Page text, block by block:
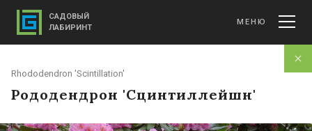
Rhododendron 'Scintillation'
Рододендрон 'Сцинтиллейшн'
САДОВЫЙ
ЛАБИРИНТ
МЕНЮ